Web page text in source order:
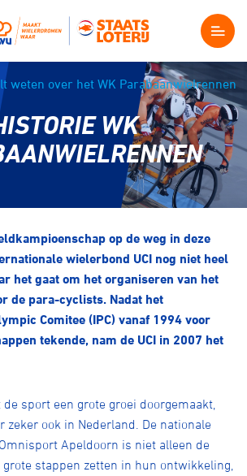
weten over het WK Parabaanwielrennen
WK
op de weg in deze
wielerbond UCI nog niet heel
het gaat om het organiseren van het
de para-cyclists. Nadat het
Comitee (IPC) vanaf 1994 voor
tekende, nam de UCI in 2007 het
sport een grote groei doorgemaakt,
zeker ook in Nederland. De nationale
Apeldoorn is niet alleen de
stappen zetten in hun ontwikkeling,
Mountainbiken
E-Racing
ID-Cycling
Strandrace
Gravel
Fixed gear